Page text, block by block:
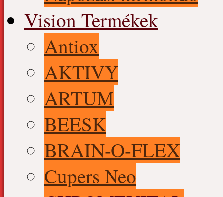
Vision Termékek
Antiox
AKTIVY
ARTUM
BEESK
BRAIN-O-FLEX
Cupers Neo